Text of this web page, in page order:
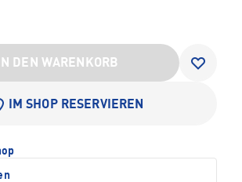
IN DEN WARENKORB
IM SHOP RESERVIEREN